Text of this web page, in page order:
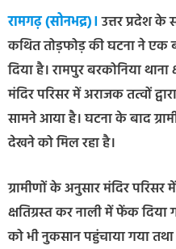
रामगढ़ (सोनभद्र)।उत्तर प्रदेश के
कथित तोड़फोड़ की घटना ने एक
दिया है। रामपुर बरकोनिया
मंदिर परिसर में अराजक तत्वों
सामने आया है। घटना के बाद
देखने को मिल रहा है।
ग्रामीणों के अनुसार मंदिर परिसर
क्षतिग्रस्त कर नाली में फेंक दिया
को भी नुकसान पहुंचाया गया